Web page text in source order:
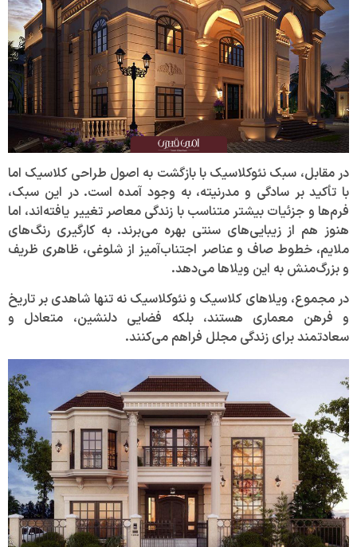
در مقابل، سبک نئوکلاسیک با بازگشت به اصول طراحی کلاسیک اما
با تأکید بر سادگی و مدرنیته، به وجود آمده است. در این سبک،
فرم‌ها و جزئیات بیشتر متناسب با زندگی معاصر تغییر یافته‌اند، اما
هنوز هم از زیبایی‌های سنتی بهره می‌برند. به کارگیری رنگ‌های
ملایم، خطوط صاف و عناصر اجتناب‌آمیز از شلوغی، ظاهری ظریف
و بزرگ‌منش به این ویلاها می‌دهد.
در مجموع، ویلاهای کلاسیک و نئوکلاسیک نه تنها شاهدی بر تاریخ
و فرهن معماری هستند، بلکه فضایی دلنشین، متعادل و
سعادتمند برای زندگی مجلل فراهم می‌کنند.